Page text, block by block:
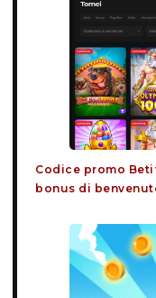
Codice promo
bonus di